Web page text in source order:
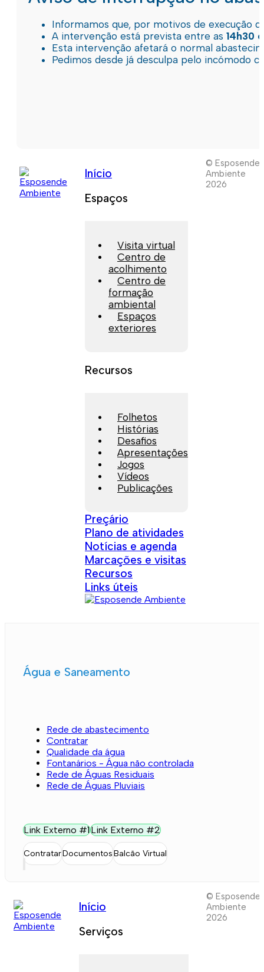
Informamos que, por motivos de execução
A intervenção está prevista entre as 14h30
Esta intervenção afetará o normal
Pedimos desde já desculpa pelo incómodo
Início
Espaços
Visita virtual
Centro de
acolhimento
Centro de
formação
ambiental
Espaços
exteriores
Recursos
Folhetos
Histórias
Desafios
Apresentações
Jogos
Vídeos
Publicações
Preçário
Plano de atividades
Notícias e agenda
Marcações e visitas
Recursos
Links úteis
© Esposende
Ambiente
2026
Água e Saneamento
Rede de abastecimento
Contratar
Qualidade da água
Fontanários - Água não controlada
Rede de Águas Residuais
Rede de Águas Pluviais
Link Externo #1Link Externo #2
ContratarDocumentosBalcão Virtual
Início
Serviços
© Esposende
Ambiente
2026